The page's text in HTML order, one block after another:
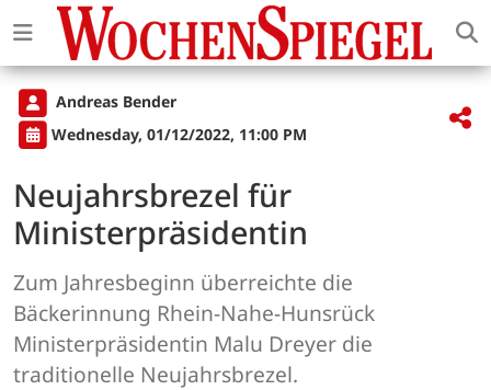
Andreas Bender
Wednesday, 01/12/2022, 11:00 PM
Neujahrsbrezel für
Ministerpräsidentin
Zum Jahresbeginn überreichte die
Bäckerinnung Rhein-Nahe-Hunsrück
Ministerpräsidentin Malu Dreyer die
traditionelle Neujahrsbrezel.